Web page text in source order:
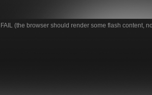
FAIL (the browser should render some flash content,